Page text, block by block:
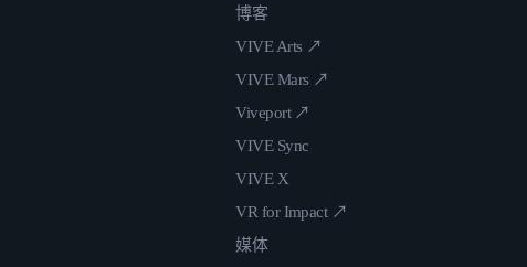
博客
VIVE Arts ↗
VIVE Mars ↗
Viveport ↗
VIVE Sync
VIVE X
VR for Impact ↗
媒体